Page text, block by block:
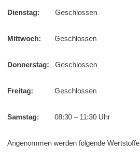
Dienstag: Geschlossen
Mittwoch: Geschlossen
Donnerstag: Geschlossen
Freitag: Geschlossen
Samstag: 08:30 – 11:30 Uhr
Angenommen werden folgende Wertstoffe